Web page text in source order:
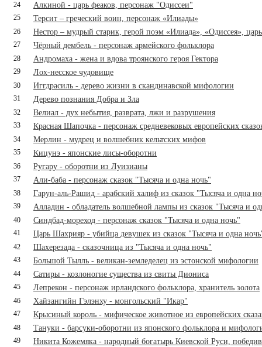
24 Алкиной - царь феаков, персонаж "Одиссеи"
25 Терсит – греческий воин, персонаж «Илиады»
26 Нестор – мудрый старик, герой поэм «Илиада», «Одиссея»,
27 Чёрный дембель - персонаж армейского фольклора
28 Андромаха - жена и вдова троянского героя Гектора
29 Лох-несское чудовище
30 Иггдрасиль - дерево жизни в скандинавской мифологии
31 Дeрево познания Добра и Зла
32 Велиал - дух небытия, разврата, лжи и разрушения
33 Красная Шапочка - персонаж средневековых европейских
34 Мерлин - мудрец и волшебник кельтских мифов
35 Кицунэ - японские лисы-оборотни
36 Ругару - оборотни из Луизианы
37 Али-баба - персонаж сказок "Тысяча и одна ночь"
38 Гарун-аль-Рашид - арабский халиф из сказок "Тысяча и одна
39 Алладин - обладатель волшебной лампы из сказок "Тысяча и
40 Синдбад-мореход - персонаж сказок "Тысяча и одна ночь"
41 Царь Шахрияр - убийца девушек из сказок "Тысяча и одна
42 Шахерезада - сказочница из "Тысяча и одна ночь"
43 Большой Тылль - великан-земледелец из эстонской мифологии
44 Сатиры - козлоногие существа из свиты Диониса
45 Лепрекон - персонаж ирландского фольклора, хранитель золота
46 Хайзангийн Гэлэнху - монгольский "Икар"
47 Крысиный король - мифическое животное из европейских
48 Тануки - барсуки-оборотни из японского фольклора и
49 Никита Кожемяка - народный богатырь Киевской Руси,